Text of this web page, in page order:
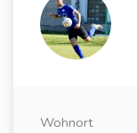
Wohnort